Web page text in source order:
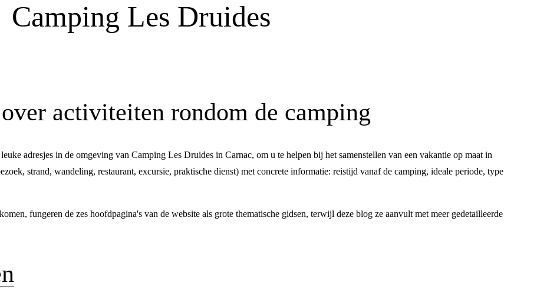
Camping Les Druides
activiteiten rondom de camping
adresjes in de omgeving van Camping Les Druides in Carnac, om u te helpen bij het samenstellen van een vakantie op maat in
strand, wandeling, restaurant, excursie, praktische dienst) met concrete informatie: reistijd vanaf de camping, ideale periode, type
fungeren de zes hoofdpagina's van de website als grote thematische gidsen, terwijl deze blog ze aanvult met meer gedetailleerde